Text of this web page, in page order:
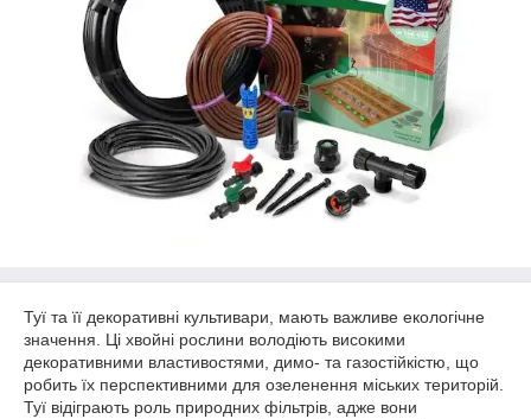
Туї та її декоративні культивари, мають важливе екологічне
значення. Ці хвойні рослини володіють високими
декоративними властивостями, димо- та газостійкістю, що
робить їх перспективними для озеленення міських територій.
Туї відіграють роль природних фільтрів, адже вони